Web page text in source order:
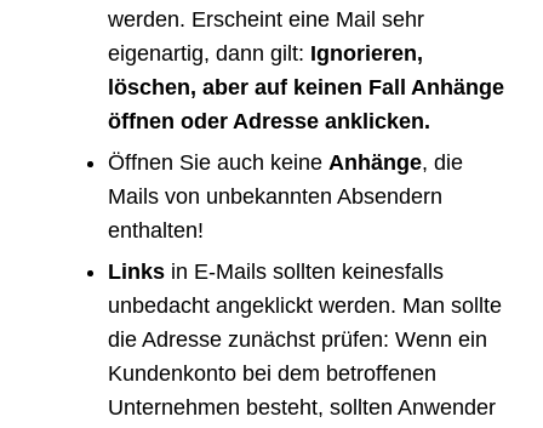
werden. Erscheint eine Mail sehr
eigenartig, dann gilt: Ignorieren,
löschen, aber auf keinen Fall Anhänge
öffnen oder Adresse anklicken.
Öffnen Sie auch keineAnhänge, die
Mails von unbekannten Absendern
enthalten!
Links in E-Mails sollten keinesfalls
unbedacht angeklickt werden. Man sollte
die Adresse zunächst prüfen: Wenn ein
Kundenkonto bei dem betroffenen
Unternehmen besteht, sollten Anwender